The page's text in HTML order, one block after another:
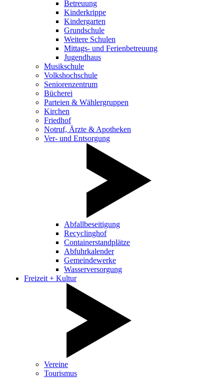
Betreuung
Kinderkrippe
Kindergarten
Grundschule
Weitere Schulen
Mittags- und Ferienbetreuung
Jugendhaus
Musikschule
Volkshochschule
Seniorenzentrum
Bücherei
Parteien & Wählergruppen
Kirchen
Friedhof
Notruf, Ärzte & Apotheken
Ver- und Entsorgung
Abfallbeseitigung
Recyclinghof
Containerstandplätze
Abfuhrkalender
Gemeindewerke
Wasserversorgung
Freizeit + Kultur
Vereine
Tourismus